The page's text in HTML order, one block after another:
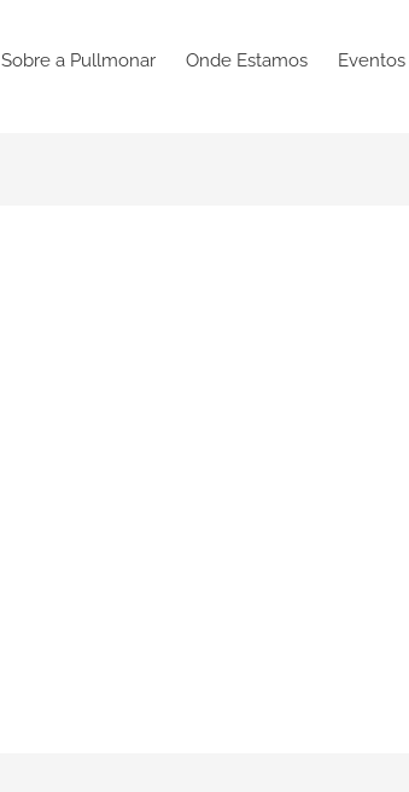
Sobre a Pullmonar Onde Estamos Eventos